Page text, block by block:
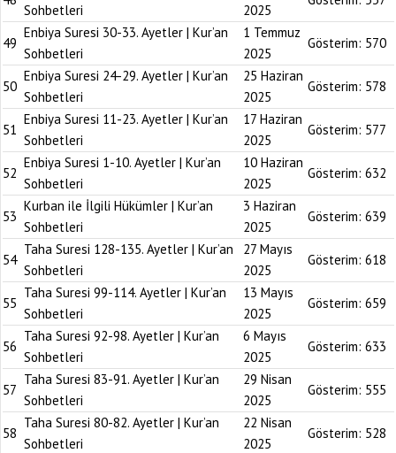
Sohbetleri 2025
49
Enbiya Suresi 30-33. Ayetler | Kur’an
Sohbetleri
1 Temmuz
2025
Gösterim: 570
50
Enbiya Suresi 24-29. Ayetler | Kur’an
Sohbetleri
25 Haziran
2025
Gösterim: 578
51
Enbiya Suresi 11-23. Ayetler | Kur’an
Sohbetleri
17 Haziran
2025
Gösterim: 577
52
Enbiya Suresi 1-10. Ayetler | Kur’an
Sohbetleri
10 Haziran
2025
Gösterim: 632
53
Kurban ile İlgili Hükümler | Kur’an
Sohbetleri
3 Haziran
2025
Gösterim: 639
54
Taha Suresi 128-135. Ayetler | Kur’an
Sohbetleri
27 Mayıs
2025
Gösterim: 618
55
Taha Suresi 99-114. Ayetler | Kur’an
Sohbetleri
13 Mayıs
2025
Gösterim: 659
56
Taha Suresi 92-98. Ayetler | Kur’an
Sohbetleri
6 Mayıs
2025
Gösterim: 633
57
Taha Suresi 83-91. Ayetler | Kur’an
Sohbetleri
29 Nisan
2025
Gösterim: 555
58
Taha Suresi 80-82. Ayetler | Kur’an
Sohbetleri
22 Nisan
2025
Gösterim: 528